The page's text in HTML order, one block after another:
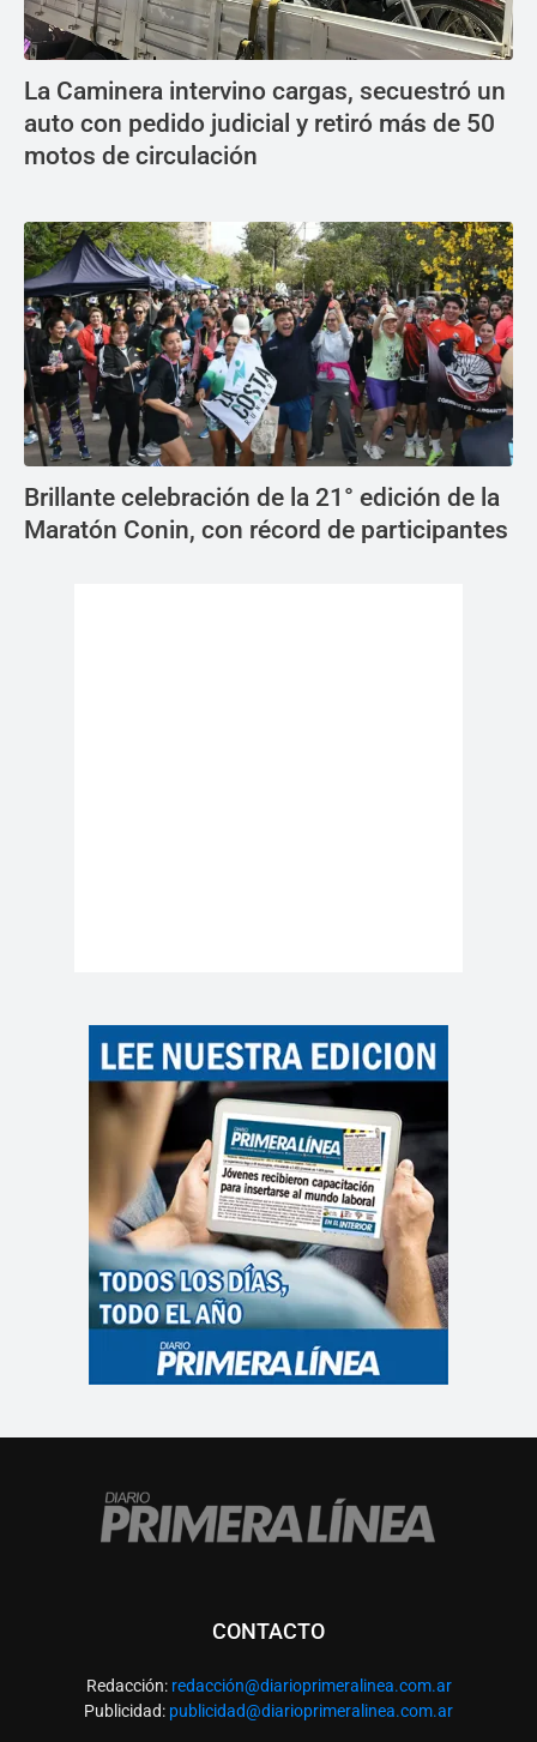
La Caminera intervino cargas, secuestró un
auto con pedido judicial y retiró más de 50
motos de circulación
Brillante celebración de la 21° edición de la
Maratón Conin, con récord de participantes
CONTACTO
Redacción: redacción@diarioprimeralinea.com.ar
Publicidad: publicidad@diarioprimeralinea.com.ar